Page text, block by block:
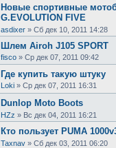
Новые спортивные
G.EVOLUTION FIVE
asdixer » Сб дек 10, 2011 14:28
Шлем Airoh J105 SPORT
fisco » Ср дек 07, 2011 09:42
Где купить такую штуку
Loki » Ср дек 07, 2011 16:31
Dunlop Moto Boots
HZz » Вс дек 04, 2011 16:21
Кто пользует PUMA
Taxnav » Сб дек 03, 2011 06:20